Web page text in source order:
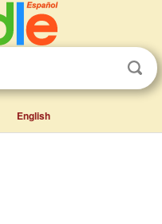
English